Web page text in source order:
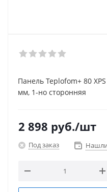
Панель Teplofom+ 80
мм, 1-но сторонняя
2 898 руб./шт
Под заказ